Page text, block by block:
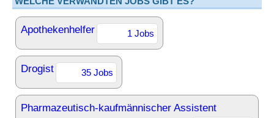
Apothekenhelfer 1 Jobs
Drogist 35 Jobs
Pharmazeutisch-kaufmännischer Assistent